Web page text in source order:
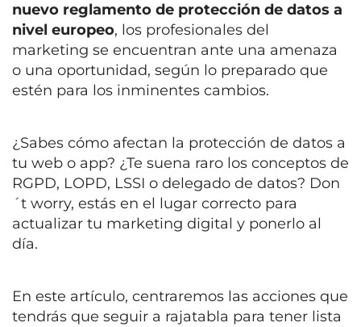
nuevo reglamento de protección de datos a
nivel europeo, los profesionales del
marketing se encuentran ante una amenaza
o una oportunidad, según lo preparado que
estén para los inminentes cambios.
¿Sabes cómo afectan la protección de datos a
tu web o app? ¿Te suena raro los conceptos de
RGPD, LOPD, LSSI o delegado de datos? Don
´t worry, estás en el lugar correcto para
actualizar tu marketing digital y ponerlo al
día.
En este artículo, centraremos las acciones que
tendrás que seguir a rajatabla para tener lista